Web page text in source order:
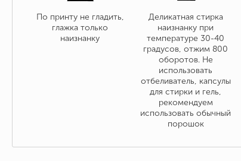
По принту не гладить,
глажка только
наизнанку
Деликатная стирка
наизнанку при
температуре 30-40
градусов, отжим 800
оборотов. Не
использовать
отбеливатель, капсулы
для стирки и гель,
рекомендуем
использовать обычный
порошок